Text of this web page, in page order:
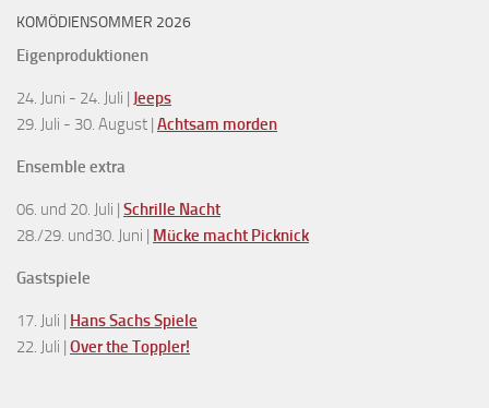
KOMÖDIENSOMMER 2026
Eigenproduktionen
24. Juni - 24. Juli | Jeeps
29. Juli - 30. August | Achtsam morden
Ensemble extra
06. und 20. Juli | Schrille Nacht
28./29. und30. Juni | Mücke macht Picknick
Gastspiele
17. Juli | Hans Sachs Spiele
22. Juli | Over the Toppler!